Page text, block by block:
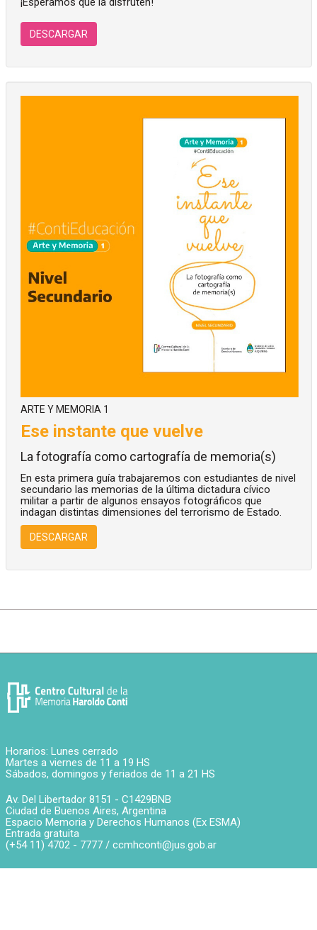
DESCARGAR
ARTE Y MEMORIA 1
Ese instante que vuelve
La fotografía como cartografía de memoria(s)
En esta primera guía trabajaremos con estudiantes de nivel
secundario las memorias de la última dictadura cívico
militar a partir de algunos ensayos fotográficos que
indagan distintas dimensiones del terrorismo de Estado.
DESCARGAR
Horarios: Lunes cerrado
Martes a viernes de 11 a 19 HS
Sábados, domingos y feriados de 11 a 21 HS
Av. Del Libertador 8151 - C1429BNB
Ciudad de Buenos Aires, Argentina
Espacio Memoria y Derechos Humanos (Ex ESMA)
Entrada gratuita
(+54 11) 4702 - 7777 / ccmhconti@jus.gob.ar